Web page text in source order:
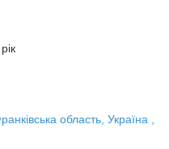
область, Україна ,